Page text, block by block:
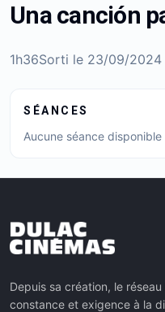
SÉANCES
Aucune séance disponible
Una canción
1h36Sorti le 23/09/2024
Depuis sa création, le
constance et exigence à la